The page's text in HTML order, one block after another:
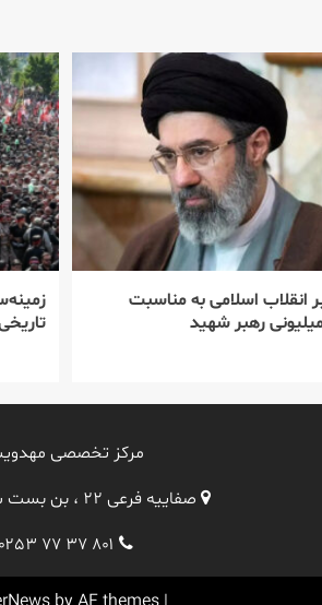
انقلاب اسلامی به مناسبت
رهبر شهید
مرکز تخصصی
صفاییه فرعی ۲۲ ، بن بست شهید علیان
۰۲۵۳ ۷۷ ۳۷ ۸۰۱